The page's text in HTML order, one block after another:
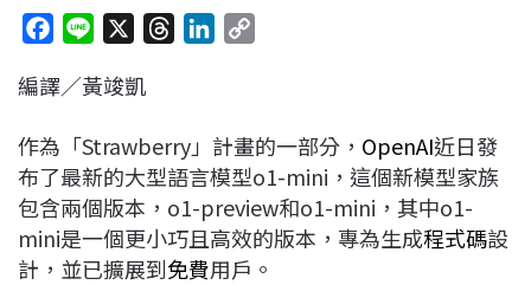
c
b
o
o
k
n
a
d
s
e
d
I
n
L
i
n
k
編譯／黃竣凱
作為「Strawberry」計畫的一部分， OpenAI近日發
布了最新的大型語言模型o1-mini，這個新模型家族
包含兩個版本，o1-preview和o1-mini，其中o1-
mini是一個更小巧且高效的版本，專為生成程式碼設
計，並已擴展到免費用戶。